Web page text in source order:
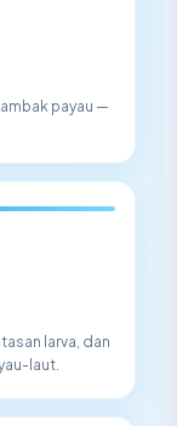
payau —
larva, dan
laut.